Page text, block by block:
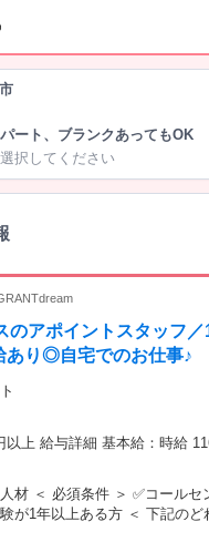
ート、ブランクあってもOK
択してください
のアポイントスタッフ
あり◎自宅でのお仕事♪
以上 給与詳細 基本給：時給
＜ 必須条件 ＞ ✅コールセンタ
ある方 ＜ 下記のどれか1つでも 当て